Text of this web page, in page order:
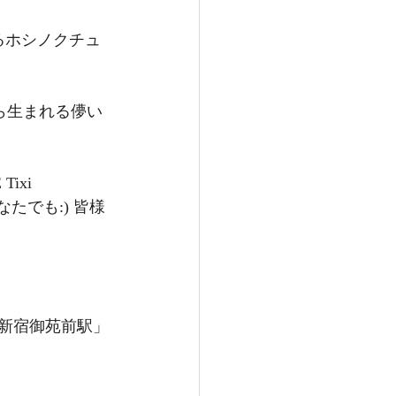
シノクチュ
生まれる儚い
たでも:) 皆様
宿御苑前駅」